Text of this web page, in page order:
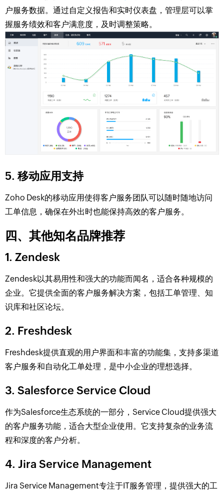
户服务数据。通过自定义报告和实时仪表盘，管理层可以掌
握服务绩效和客户满意度，及时调整策略。
5. 移动应用支持
Zoho Desk的移动应用使得客户服务团队可以随时随地访问
工单信息，确保在外出时也能保持高效的客户服务。
四、其他知名品牌推荐
1. Zendesk
Zendesk以其易用性和强大的功能而闻名，适合各种规模的
企业。它提供全面的客户服务解决方案，包括工单管理、知
识库和社区论坛。
2. Freshdesk
Freshdesk提供直观的用户界面和丰富的功能集，支持多渠道
客户服务和自动化工单处理，是中小企业的理想选择。
3. Salesforce Service Cloud
作为Salesforce生态系统的一部分，Service Cloud提供强大
的客户服务功能，适合大型企业使用。它支持复杂的业务流
程和深度的客户分析。
4. Jira Service Management
Jira Service Management专注于IT服务管理，提供强大的工